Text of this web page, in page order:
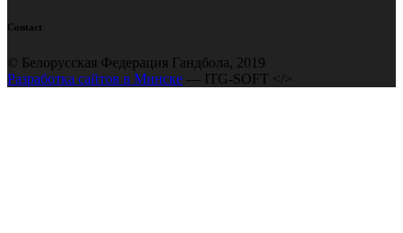
Contact
© Белорусская Федерация Гандбола, 2019
Разработка сайтов в Минске — ITG-SOFT </>